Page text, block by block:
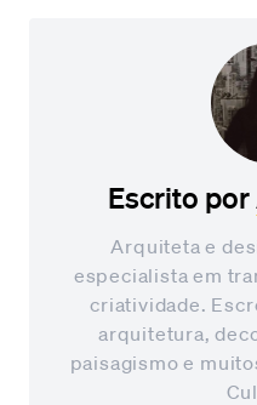
Escrito por
Arquiteta e
especialista em
criatividade.
arquitetura,
paisagismo e